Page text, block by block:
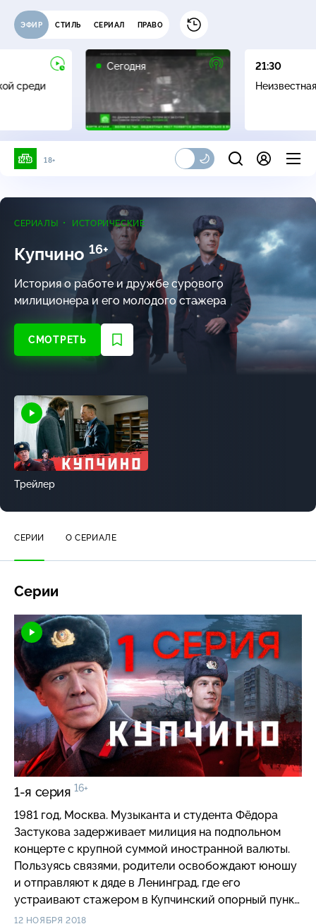
ЭФИР СТИЛЬ СЕРИАЛ ПРАВО
среди
Сегодня
21:30
18+
СЕРИАЛЫ ИСТОРИЧЕСКИЕ
Купчино 16+
История о работе и дружбе сурового
милиционера и его молодого стажера
СМОТРЕТЬ
Трейлер
СЕРИИ О СЕРИАЛЕ
Серии
1-я серия 16+
1981 год, Москва. Музыканта и студента Фёдора
Застукова задерживает милиция на подпольном
концерте с крупной суммой иностранной валюты.
Пользуясь связями, родители освобождают юношу
и отправляют к дяде в Ленинград, где его
устраивают стажером в Купчинский опорный пункт
к участковому Николаю Васильевичу Табанину. В
12 НОЯБРЯ 2018